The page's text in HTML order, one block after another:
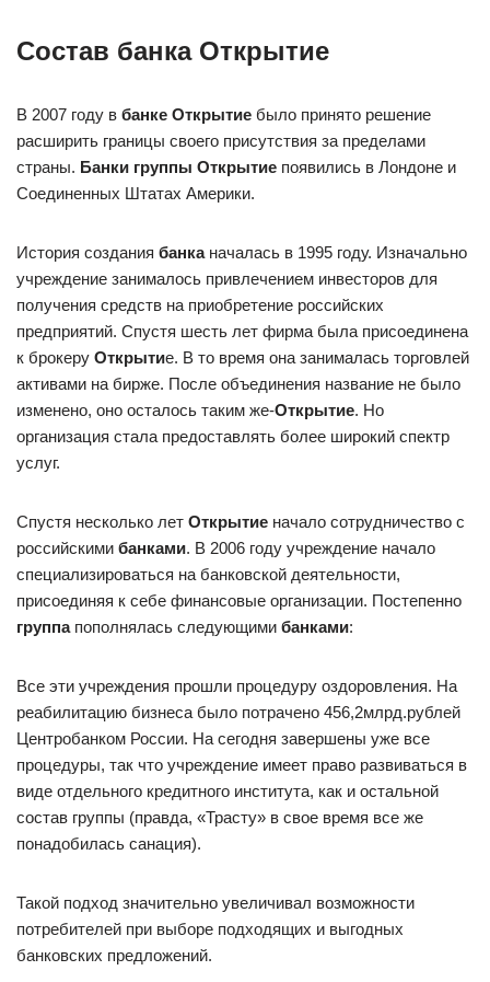
Состав банка Открытие
В 2007 году в банке Открытие было принято решение
расширить границы своего присутствия за пределами
страны. Банки группы Открытие появились в Лондоне и
Соединенных Штатах Америки.
История создания банканачалась в 1995 году. Изначально
учреждение занималось привлечением инвесторов для
получения средств на приобретение российских
предприятий. Спустя шесть лет фирма была присоединена
к брокеру Открытие. В то время она занималась торговлей
активами на бирже. После объединения название не было
изменено, оно осталось таким же-Открытие. Но
организация стала предоставлять более широкий спектр
услуг.
Спустя несколько лет Открытие начало сотрудничество с
российскими банками. В 2006 году учреждение начало
специализироваться на банковской деятельности,
присоединяя к себе финансовые организации. Постепенно
группапополнялась следующими банками:
Все эти учреждения прошли процедуру оздоровления. На
реабилитацию бизнеса было потрачено 456,2млрд.рублей
Центробанком России. На сегодня завершены уже все
процедуры, так что учреждение имеет право развиваться в
виде отдельного кредитного института, как и остальной
состав группы (правда, «Трасту» в свое время все же
понадобилась санация).
Такой подход значительно увеличивал возможности
потребителей при выборе подходящих и выгодных
банковских предложений.